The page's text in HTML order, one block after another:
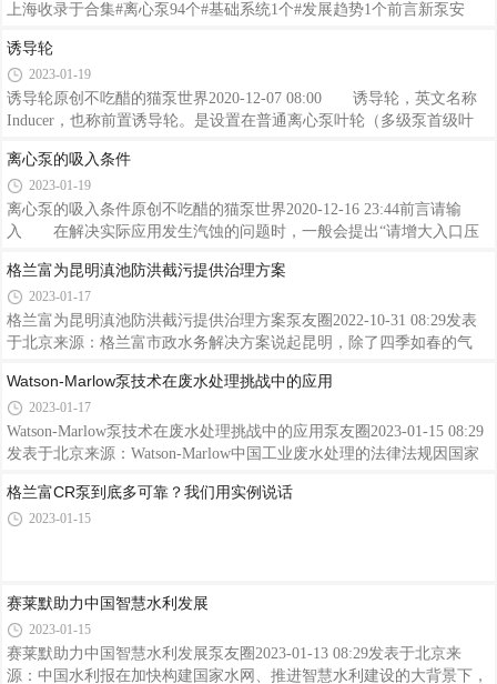
上海收录于合集#离心泵94个#基础系统1个#发展趋势1个前言新泵安
统将常规设备安装面（底座或底板）与混凝土支撑平台（基座）结合成
一个同质单元 - 一个整体。这些系统节省了大量的时间和费用，以一个
单一的包装到达现场，提供了一个完全耐腐蚀的结构，通过消除过程中
的许多步骤加快了安装速度。典型的安装从开始到结束不到两天。最终
图
诱导轮
2023-01-19
诱导轮原创不吃醋的猫泵世界2020-12-07 08:00 诱导轮，英文名称
Inducer，也称前置诱导轮。是设置在普通离心泵叶轮（多级泵首级叶
（NPSHR）。 诱导轮属于高比转速轴流叶轮，具有轴流式叶轮的
几何特性，叶片数量最多不超过4片（一般2～3片），叶片安放角小，
叶栅稠密度大。 液体在进入泵时，旋转增加，流速增大，此时压力
降低。泵在压力不足的情况下容易发生汽蚀。汽蚀发生后，由于离心泵
气泡的分离，泵性
离心泵的吸入条件
2023-01-19
离心泵的吸入条件原创不吃醋的猫泵世界2020-12-16 23:44前言请输
入 在解决实际应用发生汽蚀的问题时，一般会提出“请增大入口压
入液体，首先泵要有足够低的吸入压力，该压力取决于泵本身的设计条
件，越低的吸入压力也就意味着泵具有更好的吸入性能，换句话说就是
必需汽蚀余量低；其次泵吸入口处的真空度不得大于泵的允许吸上真空
度，否则液体中的溶解气体会析出甚至造成液体汽化，从而发生汽蚀，
据允许
格兰富为昆明滇池防洪截污提供治理方案
2023-01-17
格兰富为昆明滇池防洪截污提供治理方案泵友圈2022-10-31 08:29发表
于北京来源：格兰富市政水务解决方案说起昆明，除了四季如春的气
支流，被誉为“高原明珠”。在上世纪80年代，滇池流域迎来了人口急剧
增加、经济飞速发展的时期，导致滇池流域污染负荷越来越大，滇池水
质迅速恶化，一度成为我国污染最严重的湖泊之一。
Watson-Marlow泵技术在废水处理挑战中的应用
2023-01-17
Watson-Marlow泵技术在废水处理挑战中的应用泵友圈2023-01-15 08:29
发表于北京来源：Watson-Marlow中国工业废水处理的法律法规因国家
担忧日益加剧，相关法律条款也在日益收紧。亚太地区越来越多的相关
公司开始效仿欧洲的做法，使用可用于处理一系列工业废水排放的膜澄
款。201
格兰富CR泵到底多可靠？我们用实例说话
2023-01-15
赛莱默助力中国智慧水利发展
2023-01-15
赛莱默助力中国智慧水利发展泵友圈2023-01-13 08:29发表于北京来
源：中国水利报在加快构建国家水网、推进智慧水利建设的大背景下，